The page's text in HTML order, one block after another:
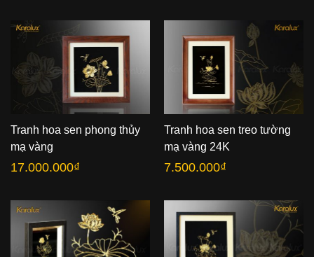
Tranh hoa sen phong thủy
mạ vàng
17.000.000₫
Tranh hoa sen treo tường
mạ vàng 24K
7.500.000₫